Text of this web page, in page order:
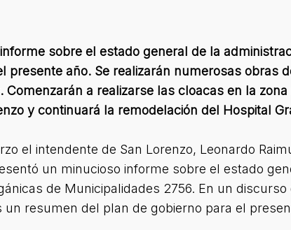
sobre el estado general de la
presente año. Se realizarán numerosas obras
a realizarse las cloacas en la
y continuará la remodelación del Hospital
el intendente de San Lorenzo, Leonardo
un minucioso informe sobre el estado
de Municipalidades 2756. En un
resumen del plan de gobierno para el